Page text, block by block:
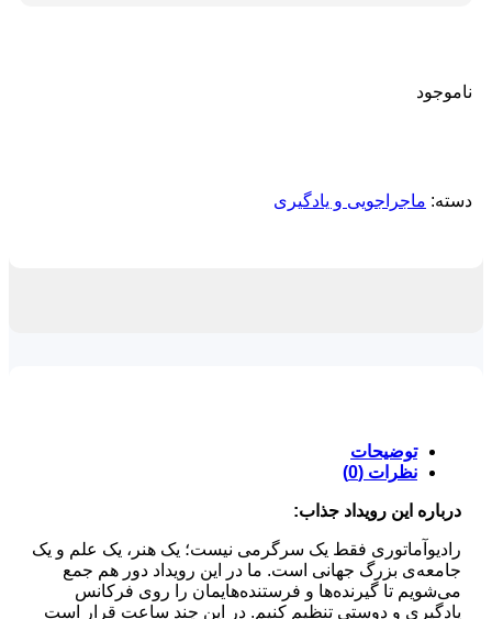
ناموجود
دسته: ماجراجویی و یادگیری
توضیحات
نظرات (0)
درباره این رویداد جذاب:
رادیوآماتوری فقط یک سرگرمی نیست؛ یک هنر، یک علم و یک
جامعه‌ی بزرگ جهانی است. ما در این رویداد دور هم جمع
می‌شویم تا گیرنده‌ها و فرستنده‌هایمان را روی فرکانس
یادگیری و دوستی تنظیم کنیم. در این چند ساعت قرار است